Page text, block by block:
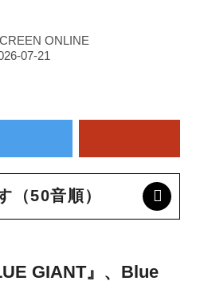
ONLINE
（50音順）
GIANT』、Blue